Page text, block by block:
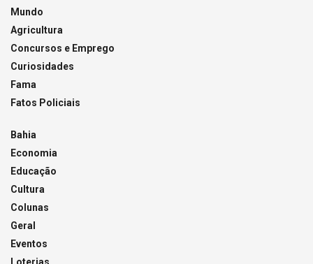
Mundo
Agricultura
Concursos e Emprego
Curiosidades
Fama
Fatos Policiais
Bahia
Economia
Educação
Cultura
Colunas
Geral
Eventos